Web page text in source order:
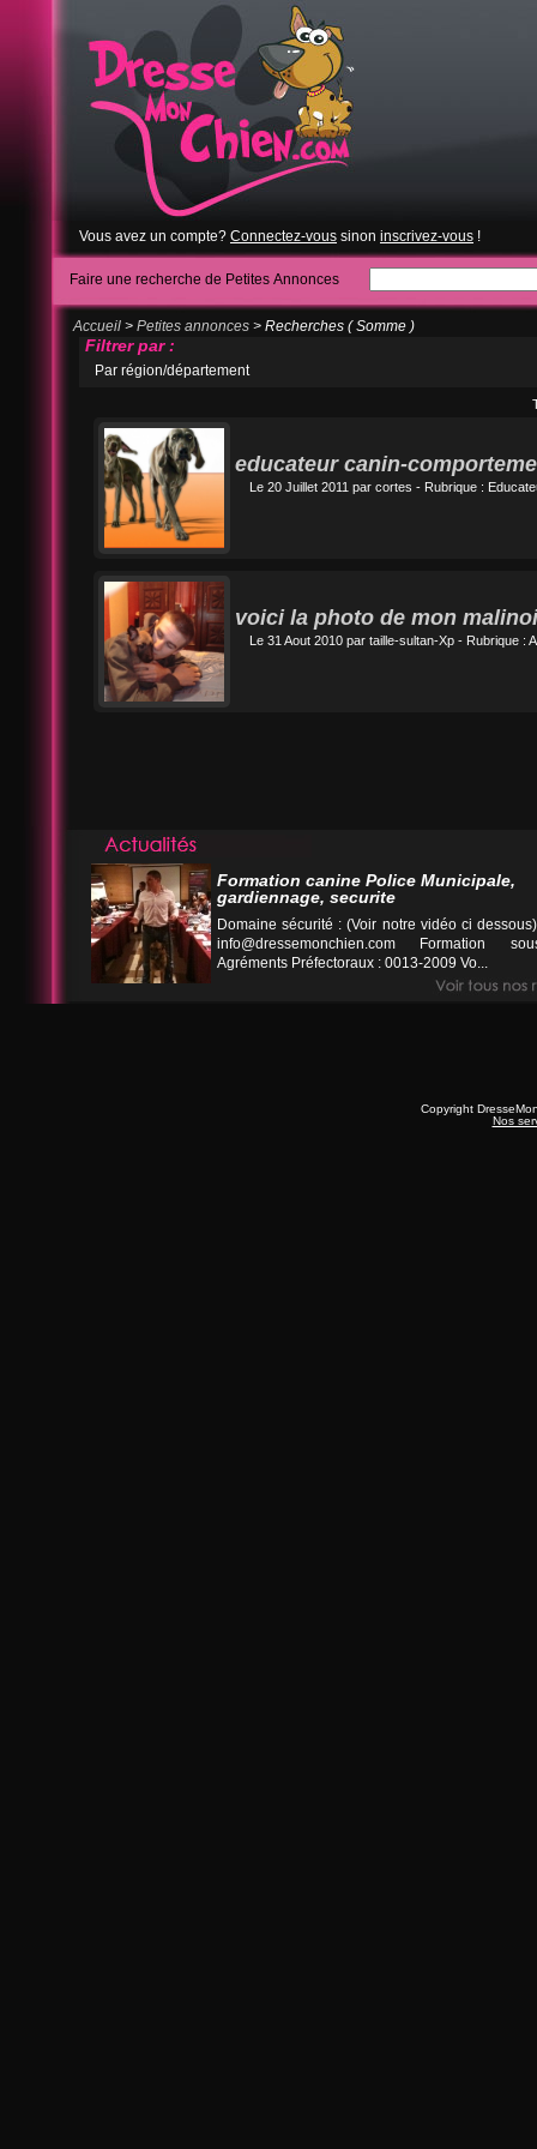
Vous avez un compte? Connectez-vous sinon inscrivez-vous !
Faire une recherche de Petites Annonces
Accueil > Petites annonces > Recherches ( Somme )
Filtrer par :
Par région/département
educateur canin-
Le 20 Juillet 2011 par cortes - Rubrique :
voici la photo de mon
Le 31 Aout 2010 par taille-sultan-Xp - Rubrique :
Formation canine Police Municipale,
gardiennage, securite
Domaine sécurité : (Voir notre vidéo ci
info@dressemonchien.com Formation
Agréments Préfectoraux : 0013-2009 Vo...
Copyright
Nos